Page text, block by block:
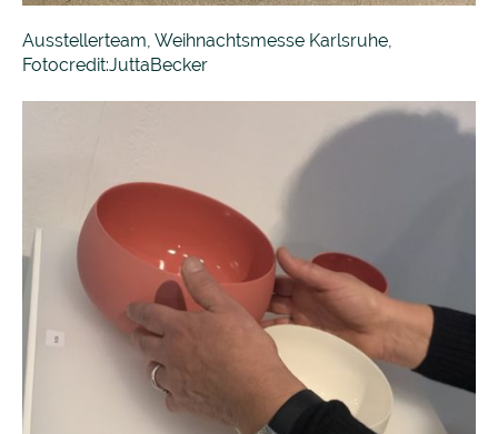
Ausstellerteam, Weihnachtsmesse Karlsruhe,
Fotocredit:JuttaBecker